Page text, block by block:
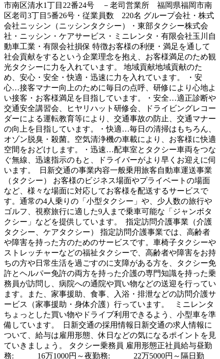
市南区清水1丁目22番24号 －老司営業所 福岡県福岡市南
区老司3丁目5番26号・従業員数 220名 グループ会社・株式
会社ニッシン（ニッシンタクシー）・東部タクシー株式会
社・ニッシン・ケアサービス・ミニレンタ・有限会社玉川自
動車工業・有限会社損保 特徴お客様の利便・満足を通して
社会貢献をするという企業理念を抱え、お客様満足のため観
光タクシーに力を入れています。 地域貢献地域貢献のた
め、安心・安全・快適・迅速に力を入れています。 ・安
心…接客マナー向上のために毎日の点呼、研修により心地よ
い接客・お客様満足を目指しています。・安全…適正診断や
交通安全講習会、ヒヤリハット研修会、ドライビングレコー
ダーによる運転教育等により、交通事故の防止、交通マナー
の向上を目指しています。・快適…毎日の清掃はもちろん、
オゾン脱臭・殺菌。空気清浄機の車載により、お客様に快適
空間をおどけします。・迅速…配車室とタクシー車両をつな
ぐ無線、迅速指示のもと、ドライバーがより早くお迎えに伺
います。 日新交通の事業内容一般乗用旅客自動車運送事業
（タクシー） お客様のビジネス場面やプライベートの場面
など、様々な場面に対応してお客様を配送するサービスで
す。通常の4人乗りの「小型タクシー」や、少人数の旅行や
ゴルフ、視察旅行に適した9人まで乗車可能な「ジャンボタ
クシー」などを提供しています。 指定訪問介護事業（介護
タクシー、ケアタクシー） 指定訪問介護事業では、高齢者
や障害を持った方のためのサービスです。車椅子タクシーや
ストレッチャーなどの福祉タクシーで、高齢者や障害をお持
ちの方や日常生活を過ごすのに支障がある方を、タクシー免
許とヘルパー免許の両方を持った介護の専門知識を持った乗
務員が訪問し、病院への通院や買い物などの送迎を行ってい
ます。また、家事援助、食事、入浴・排泄などの訪問介護サ
ービス（家事援助・身体介護）行っています。 ミニレンタ
ちょっとした買い物やドライブ利用できるよう、小型車を準
備しています。 日新交通の採用情報日新交通の求人情報に
ついて、給与は雇用形態、休日などの気になるポイントを見
ていきましょう。 タクシー乗務員 雇用形態正社員給与昼勤
務: 16万1000円～夜勤務: 22万5000円～隔日勤